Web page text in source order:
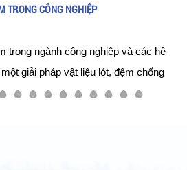
TRONG CÔNG NGHIỆP
trong ngành công nghiệp và các hệ
giải pháp vật liệu lót, đệm chống
và làm kín vô cùng quan trọng,